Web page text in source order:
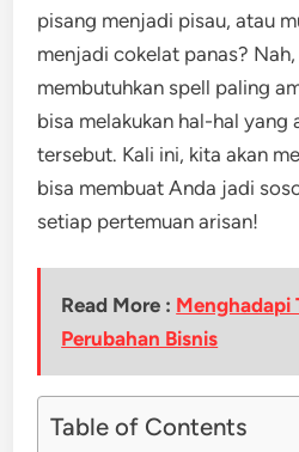
pisang menjadi pisau, atau
menjadi cokelat panas?
membutuhkan spell paling
bisa melakukan hal-hal yang
tersebut. Kali ini, kita akan
bisa membuat Anda jadi
setiap pertemuan arisan!
Read More : Menghadapi
Perubahan Bisnis
Table of Contents